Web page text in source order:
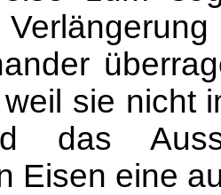
sie nicht
das
Eisen eine